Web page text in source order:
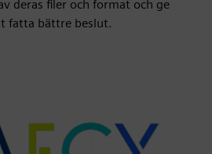
deras filer och format och ge
fatta bättre beslut.